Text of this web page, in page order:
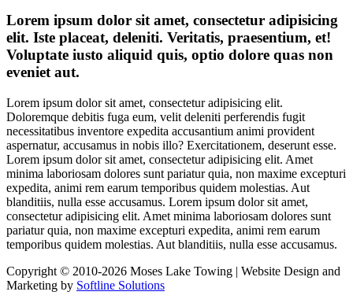
Lorem ipsum dolor sit amet, consectetur adipisicing
elit. Iste placeat, deleniti. Veritatis, praesentium, et!
Voluptate iusto aliquid quis, optio dolore quas non
eveniet aut.
Lorem ipsum dolor sit amet, consectetur adipisicing elit.
Doloremque debitis fuga eum, velit deleniti perferendis fugit
necessitatibus inventore expedita accusantium animi provident
aspernatur, accusamus in nobis illo? Exercitationem, deserunt esse.
Lorem ipsum dolor sit amet, consectetur adipisicing elit. Amet
minima laboriosam dolores sunt pariatur quia, non maxime excepturi
expedita, animi rem earum temporibus quidem molestias. Aut
blanditiis, nulla esse accusamus. Lorem ipsum dolor sit amet,
consectetur adipisicing elit. Amet minima laboriosam dolores sunt
pariatur quia, non maxime excepturi expedita, animi rem earum
temporibus quidem molestias. Aut blanditiis, nulla esse accusamus.
Copyright © 2010-2026 Moses Lake Towing | Website Design and
Marketing by Softline Solutions